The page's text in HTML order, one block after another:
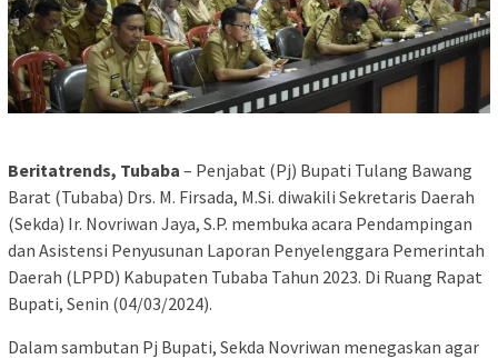
Beritatrends, Tubaba – Penjabat (Pj) Bupati Tulang Bawang
Barat (Tubaba) Drs. M. Firsada, M.Si. diwakili Sekretaris Daerah
(Sekda) Ir. Novriwan Jaya, S.P. membuka acara Pendampingan
dan Asistensi Penyusunan Laporan Penyelenggara Pemerintah
Daerah (LPPD) Kabupaten Tubaba Tahun 2023. Di Ruang Rapat
Bupati, Senin (04/03/2024).
Dalam sambutan Pj Bupati, Sekda Novriwan menegaskan agar